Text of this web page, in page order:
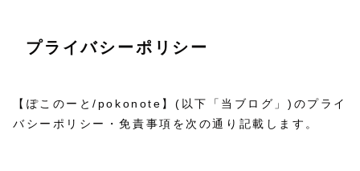
プライバシーポリシー
【ぽこのーと/pokonote】(以下「当ブログ」)のプライ
バシーポリシー・免責事項を次の通り記載します。